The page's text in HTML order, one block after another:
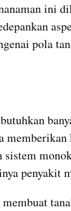
ini
pola
sistem
penyakit